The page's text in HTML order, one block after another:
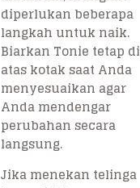
diperlukan beberapa
langkah untuk naik.
Biarkan Tonie tetap di
atas kotak saat Anda
menyesuaikan agar
Anda mendengar
perubahan secara
langsung.
Jika menekan telinga